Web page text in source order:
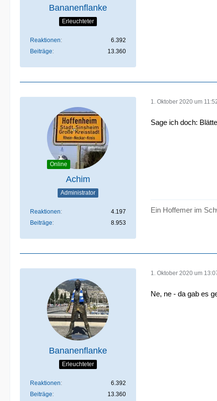
Bananenflanke
Erleuchteter
Reaktionen
6.392
Beiträge
13.360
Online
Achim
Administrator
Reaktionen
4.197
Beiträge
8.953
1. Oktober 2020 um
Sage ich doch:
Ein Hoffemer im
Bananenflanke
Erleuchteter
Reaktionen
6.392
Beiträge
13.360
1. Oktober 2020 um
Ne, ne - da gab es